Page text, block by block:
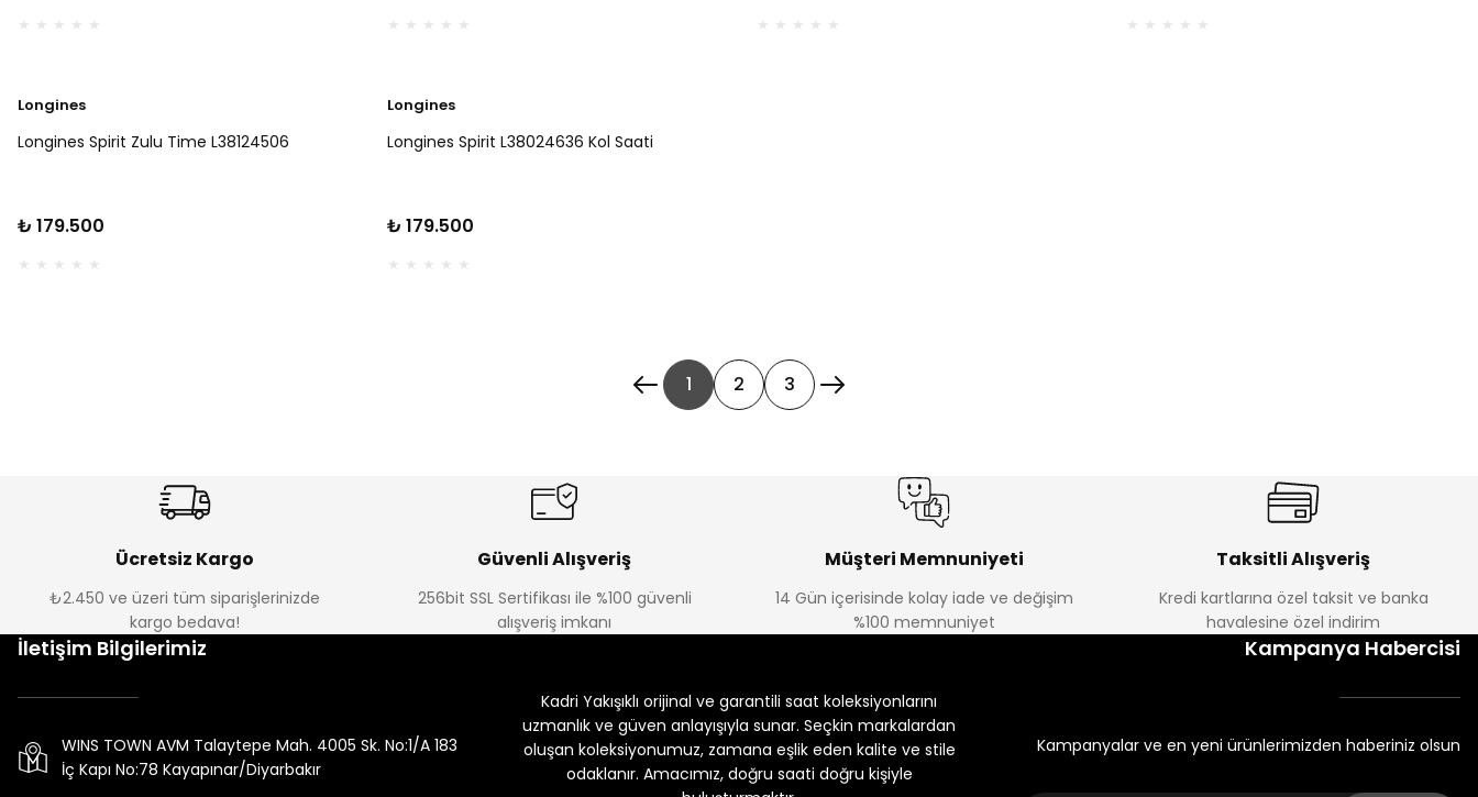
Longines
Longines Spirit Zulu Time L38124506
₺ 179.500
Longines
Longines Spirit L38024636 Kol Saati
₺ 179.500
1 2 3
Ücretsiz Kargo
₺2.450 ve üzeri tüm siparişlerinizde
kargo bedava!
Güvenli Alışveriş
256bit SSL Sertifikası ile %100 güvenli
alışveriş imkanı
Müşteri Memnuniyeti
14 Gün içerisinde kolay iade ve değişim
%100 memnuniyet
Taksitli Alışveriş
Kredi kartlarına özel taksit ve banka
havalesine özel indirim
İletişim Bilgilerimiz
WINS TOWN AVM Talaytepe Mah. 4005 Sk. No:1/A 183
İç Kapı No:78 Kayapınar/Diyarbakır
Kadri Yakışıklı orijinal ve garantili saat koleksiyonlarını
uzmanlık ve güven anlayışıyla sunar. Seçkin markalardan
oluşan koleksiyonumuz, zamana eşlik eden kalite ve stile
odaklanır. Amacımız, doğru saati doğru kişiyle
Kampanya Habercisi
Kampanyalar ve en yeni ürünlerimizden haberiniz olsun